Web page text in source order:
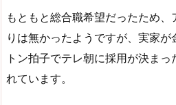
もともと総合職希望だったため
りは無かったようですが、実家
トン拍子でテレ朝に採用が決ま
れています。